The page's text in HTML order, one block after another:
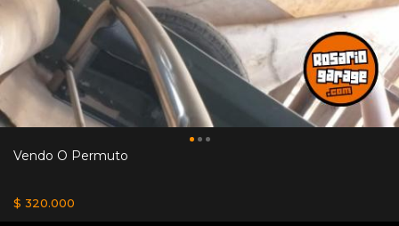
Vendo O Permuto
$ 320.000